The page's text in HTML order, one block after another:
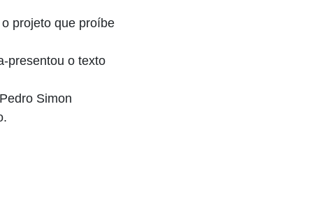
projeto que proíbe
presentou o texto
Simon